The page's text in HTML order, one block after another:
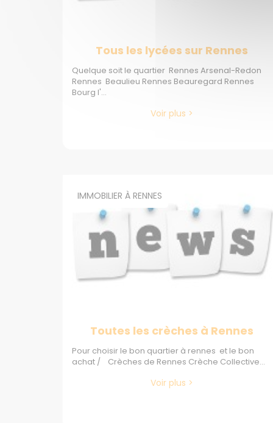
Tous les lycées sur Rennes
Quelque soit le quartier Rennes Arsenal-Redon
Rennes Beaulieu Rennes Beauregard Rennes
Bourg l'...
Voir plus >
IMMOBILIER À RENNES
Toutes les crèches à Rennes
Pour choisir le bon quartier à rennes et le bon
achat / Crèches de Rennes Crèche Collective...
Voir plus >